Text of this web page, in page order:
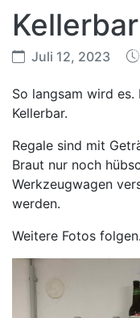
Juli 12, 2023
So langsam wird
Kellerbar.
Regale sind mit
Braut nur noch
Werkzeugwagen
werden.
Weitere Fotos folgen.